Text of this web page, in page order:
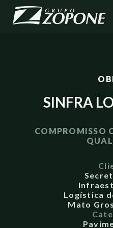
SINFRA
COMPROMISSO
Logística
Mato